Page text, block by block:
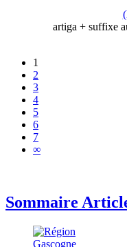
artiga + suffixe
1
2
3
4
5
6
7
∞
Sommaire